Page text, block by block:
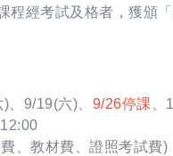
程經考試及格者，獲頒
9/19(六)、 9/26停課
、教材費、證照考試費)